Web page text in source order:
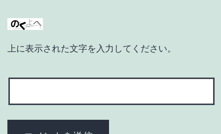
上に表示された文字を入力してください。